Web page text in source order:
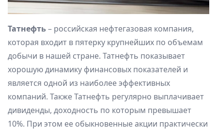
Татнефть– российская нефтегазовая компания,
которая входит в пятерку крупнейших по объемам
добычи в нашей стране. Татнефть показывает
хорошую динамику финансовых показателей и
является одной из наиболее эффективных
компаний. Также Татнефть регулярно выплачивает
дивиденды, доходность по которым превышает
10%. При этом ее обыкновенные акции практически